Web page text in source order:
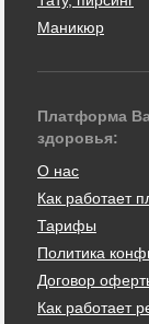
Маникюр
Платформа
здоровья:
О нас
Как работает
Тарифы
Политика
Договор
Как работает